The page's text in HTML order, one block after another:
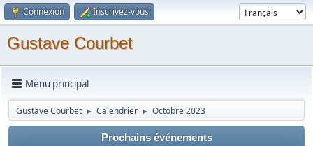
Connexion Inscrivez-vous
Gustave Courbet
Menu principal
Gustave Courbet ► Calendrier ► Octobre 2023
Prochains événements